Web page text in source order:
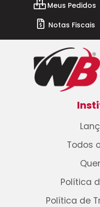
Meus Pedidos
Notas Fiscais
Todos
Política
Política de